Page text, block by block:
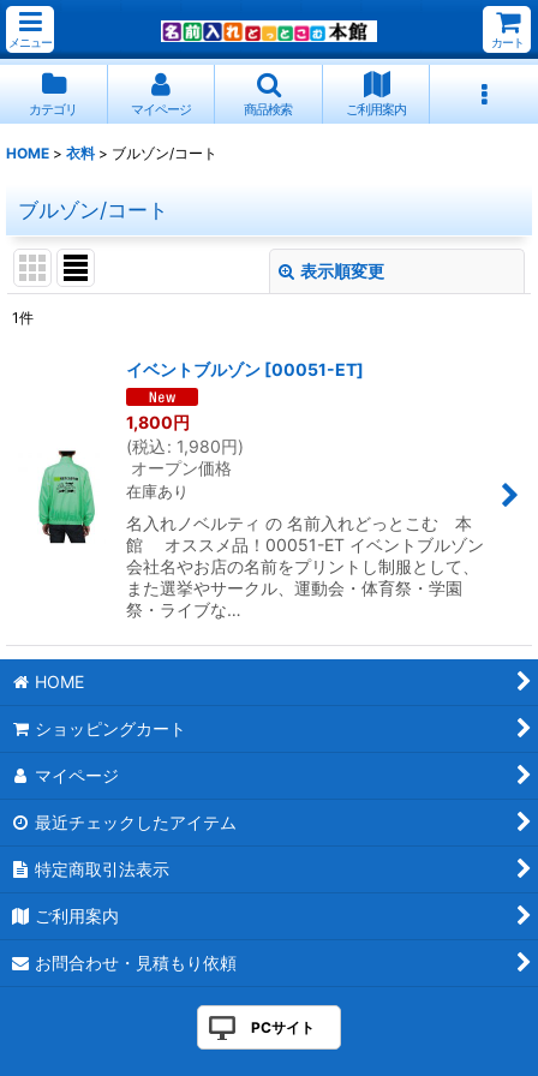
メニュー カート
カテゴリ マイページ 商品検索 ご利用案内
HOME > 衣料 > ブルゾン/コート
ブルゾン/コート
表示順変更
1件
イベントブルゾン [00051-ET]
1,800円
(税込: 1,980円)
オープン価格
在庫あり
名入れノベルティ の 名前入れどっとこむ 本
館 オススメ品！00051-ET イベントブルゾン
会社名やお店の名前をプリントし制服として、
また選挙やサークル、運動会・体育祭・学園
祭・ライブな…
HOME
ショッピングカート
マイページ
最近チェックしたアイテム
特定商取引法表示
ご利用案内
お問合わせ・見積もり依頼
PCサイト